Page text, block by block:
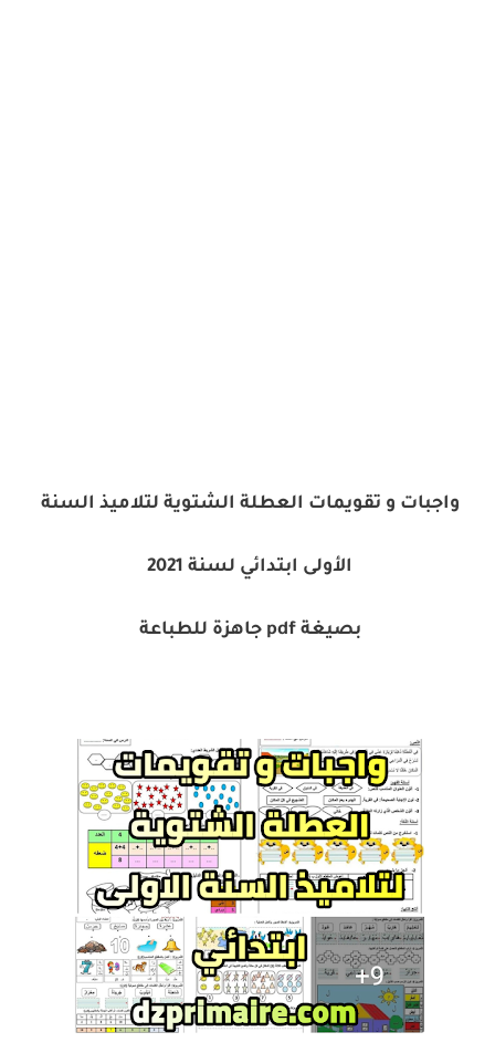
واجبات و تقويمات العطلة الشتوية لتلاميذ السنة
الأولى ابتدائي لسنة 2021
بصيغة pdf جاهزة للطباعة